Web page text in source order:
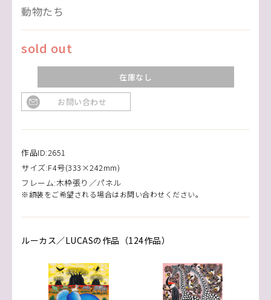
動物たち
sold out
在庫なし
お問い合わせ
作品ID:2651
サイズ:F4号(333×242mm)
フレーム:木枠張り／パネル
※額装をご希望される場合はお問い合わせください。
ルーカス／LUCASの作品（124作品）